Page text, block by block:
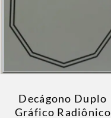
Decágono Duplo
Gráfico Radiônico